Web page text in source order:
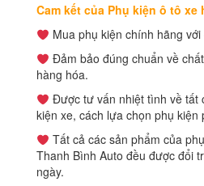
Cam kết của Phụ kiện ô tô xe
Mua phụ kiện chính hãng
Đảm bảo đúng chuẩn về
hàng hóa.
Được tư vấn nhiệt tình về tất
kiện xe, cách lựa chọn phụ kiện
Tất cả các sản phẩm của
Thanh Bình Auto đều được đổi
ngày.